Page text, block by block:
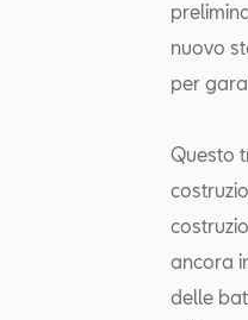
nuovo
per
Questo
ancora
delle